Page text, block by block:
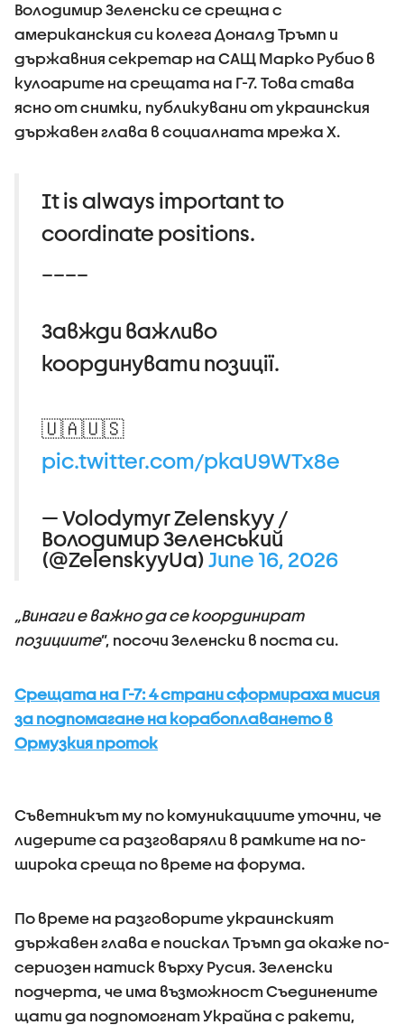
Володимир Зеленски се срещна с
американския си колега Доналд Тръмп и
държавния секретар на САЩ Марко Рубио в
кулоарите на срещата на Г-7. Това става
ясно от снимки, публикувани от украинския
държавен глава в социалната мрежа X.
It is always important to
coordinate positions.
Завжди важливо
координувати позиції.
🇺🇦🇺🇸
pic.twitter.com/pkaU9WTx8e
— Volodymyr Zelenskyy /
Володимир Зеленський
(@ZelenskyyUa)June 16, 2026
„Винаги е важно да се координират
позициите”, посочи Зеленски в поста си.
Срещата на Г-7: 4 страни сформираха мисия
за подпомагане на корабоплаването в
Ормузкия проток
Съветникът му по комуникациите уточни, че
лидерите са разговаряли в рамките на по-
широка среща по време на форума.
По време на разговорите украинският
държавен глава е поискал Тръмп да окаже по-
сериозен натиск върху Русия. Зеленски
подчерта, че има възможност Съединените
щати да подпомогнат Украйна с ракети,